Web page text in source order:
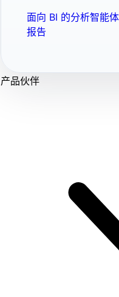
面向 BI 的分析智能
报告
产品伙伴